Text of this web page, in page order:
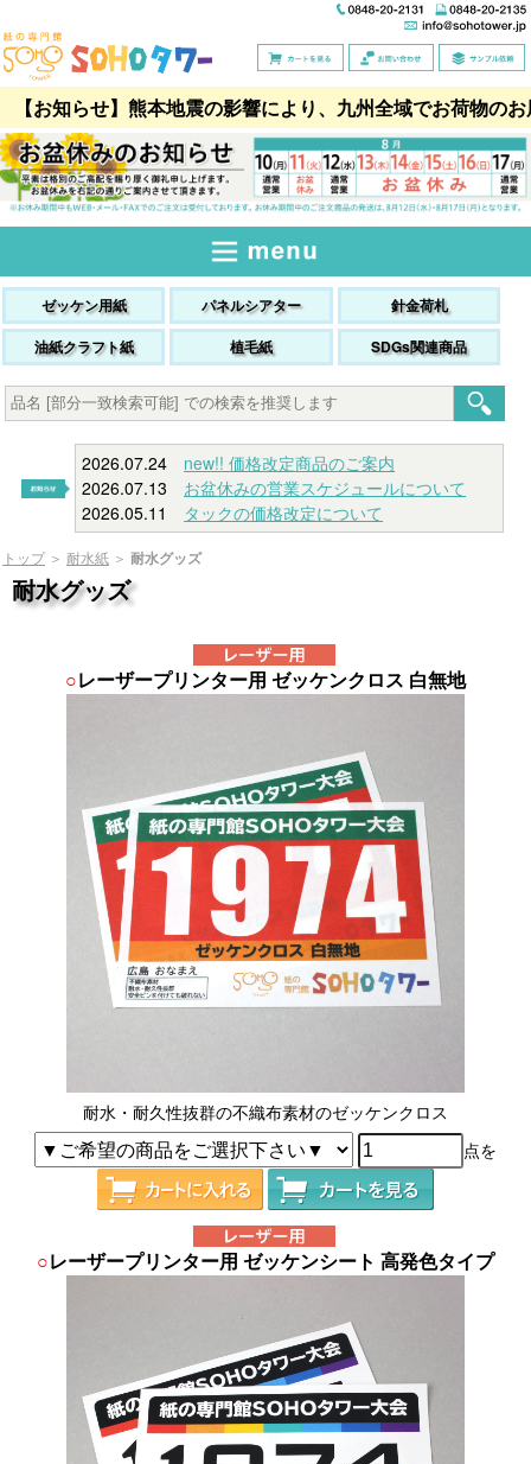
【お知らせ】熊本地震の影響により、九州全域でお荷物の
ゼッケン用紙 パネルシアター
針金荷札
油紙クラフト紙
植毛紙 SDGs関連商品
2026.07.24 new!! 価格改定商品のご案内
2026.07.13 お盆休みの営業スケジュールについて
2026.05.11 タックの価格改定について
トップ ＞ 耐水紙 ＞ 耐水グッズ
耐水グッズ
○レーザープリンター用 ゼッケンクロス 白無地
耐水・耐久性抜群の不織布素材のゼッケンクロス
点を
○レーザープリンター用 ゼッケンシート 高発色タイプ